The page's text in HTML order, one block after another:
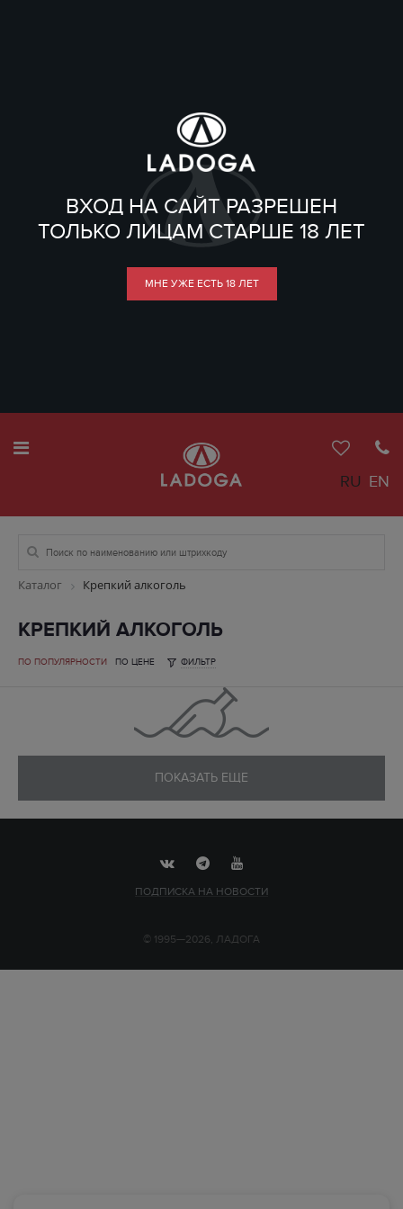
ВХОД НА САЙТ РАЗРЕШЕН
ТОЛЬКО ЛИЦАМ СТАРШЕ 18 ЛЕТ
МНЕ УЖЕ ЕСТЬ 18 ЛЕТ
RU EN
Каталог Крепкий алкоголь
КРЕПКИЙ АЛКОГОЛЬ
ПО ПОПУЛЯРНОСТИ ПО ЦЕНЕ ФИЛЬТР
ПОКАЗАТЬ ЕЩЕ
ПОДПИСКА НА НОВОСТИ
© 1995—2026, ЛАДОГА